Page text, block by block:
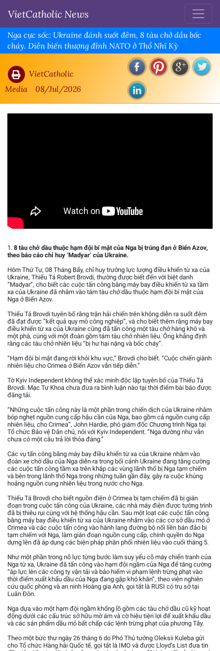
VietCatholic News
Nga cực sốc: Ukraine đánh suốt đêm, 8 tàu chở dầu bốc
cháy. Diễn biến thượng đỉnh NATO ở Thổ Nhĩ Kỳ
VietCatholic
Media
08/Jul/2026
1. 8 tàu chở dầu thuộc hạm đội bí mật của Nga bị trúng đạn ở Biển Azov,
theo báo cáo chỉ huy ‘Madyar’ của Ukraine.
Hôm Thứ Tư, 08 Tháng Bẩy, chỉ huy trưởng lực lượng điều khiển từ xa của
Ukraine, Thiếu Tá Robert Brovdi, thường được biết đến với biệt danh
“Madyar”, cho biết các cuộc tấn công bằng máy bay điều khiển từ xa tầm
xa của Ukraine đã nhắm vào tám tàu chở dầu thuộc hạm đội bí mật của
Nga ở Biển Azov.
Thiếu Tá Brovdi tuyên bố rằng trận hải chiến trên không diễn ra suốt đêm
đã đạt được “kết quả quy mô công nghiệp”, và cho biết thêm rằng máy bay
điều khiển từ xa của Ukraine cũng đã tấn công một tàu chở hàng khô và
một phà, cùng với một đoàn gồm tám tàu chở nhiên liệu. Ông khẳng định
rằng các tàu chở nhiên liệu “bị hư hại nặng và bốc cháy”.
“Hạm đội bí mật đang rời khỏi khu vực,” Brovdi cho biết. “Cuộc chiến giành
nhiên liệu cho Crimea ở Biển Azov vẫn tiếp diễn.”
Tờ Kyiv Independent không thể xác minh độc lập tuyên bố của Thiếu Tá
Brovdi. Mạc Tư Khoa chưa đưa ra bình luận nào tại thời điểm bài báo được
đăng tải.
“Những cuộc tấn công này là một phần trong chiến dịch của Ukraine nhằm
bóp nghẹt nguồn cung cấp hậu cần của Nga, bao gồm cả nguồn cung cấp
nhiên liệu, cho Crimea”, John Hardie, phó giám đốc Chương trình Nga tại
Tổ chức Bảo vệ Dân chủ, nói với Kyiv Independent. “Nga dường như vẫn
chưa có một câu trả lời thỏa đáng.”
Các vụ tấn công bằng máy bay điều khiển từ xa của Ukraine nhằm vào
đoàn xe chở dầu của Nga diễn ra trong bối cảnh Ukraine đang tăng cường
các cuộc tấn công tầm xa trên khắp các vùng lãnh thổ bị Nga tạm chiếm
và bên trong lãnh thổ Nga trong những tuần gần đây, gây ra cuộc khủng
hoảng nguồn cung nhiên liệu trong nước cho Nga.
Thiếu Tá Brovdi cho biết nguồn điện ở Crimea bị tạm chiếm đã bị gián
đoạn trong cuộc tấn công của Ukraine, các nhà máy điện được tường trình
đã bị thiêu rụi cùng với hệ thống hậu cần. Sau một loạt các cuộc tấn công
bằng máy bay điều khiển từ xa của Ukraine nhắm vào các cơ sở dầu mỏ ở
Crimea và các cuộc tấn công vào hành lang đường bộ nối liền bán đảo bị
tạm chiếm với Nga, làm gián đoạn nguồn cung cấp, chính quyền do Nga
dựng lên đã áp dụng các biện pháp phân phối nhiên liệu vào cuối tháng 5.
Như một phần trong nỗ lực từng bước làm suy yếu cỗ máy chiến tranh của
Nga từ xa, Ukraine đã tấn công vào hạm đội ngầm của Nga để tăng cường
“áp lực lên các công ty vận tải và bảo hiểm vi phạm lệnh trừng phạt vào
thời điểm xuất khẩu dầu của Nga đang gặp khó khăn”, theo viện nghiên
cứu quốc phòng và an ninh Hoàng gia Anh, gọi tắt là RUSI có trụ sở tại
Luân Đôn.
Nga dựa vào một hạm đội ngầm khổng lồ gồm các tàu chở dầu cũ kỹ hoạt
động dưới các cấu trúc sở hữu mờ ám và cờ hiệu tiện lợi để xuất khẩu dầu
và các sản phẩm dầu mỏ bất chấp các lệnh trừng phạt của phương Tây.
Theo một bức thư ngày 26 tháng 6 do Phó Thủ tướng Oleksii Kuleba gửi
cho Tổ chức Hàng hải Quốc tế, gọi tắt là IMO và được Lloyd’s List đưa tin